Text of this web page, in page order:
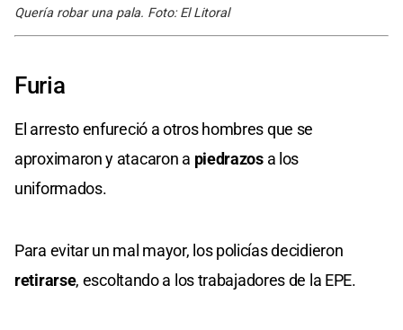
Quería robar una pala. Foto: El Litoral
Furia
El arresto enfureció a otros hombres que se
aproximaron y atacaron a piedrazos a los
uniformados.
Para evitar un mal mayor, los policías decidieron
retirarse, escoltando a los trabajadores de la EPE.